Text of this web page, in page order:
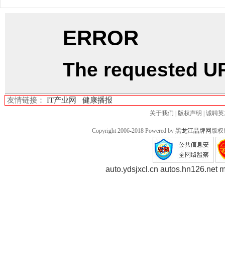
友情链接： IT产业网 健康播报
关于我们 版权声明 诚聘
Copyright 2006-2018 Powered by 黑龙江品牌网 版
auto.ydsjxcl.cn autos.hn126.net